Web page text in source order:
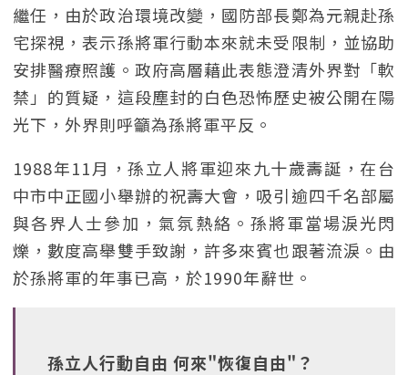
繼任，由於政治環境改變，國防部長鄭為元親赴孫
宅探視，表示孫將軍行動本來就未受限制，並協助
安排醫療照護。政府高層藉此表態澄清外界對「軟
禁」的質疑，這段塵封的白色恐怖歷史被公開在陽
光下，外界則呼籲為孫將軍平反。
1988年11月，孫立人將軍迎來九十歲壽誕，在台
中市中正國小舉辦的祝壽大會，吸引逾四千名部屬
與各界人士參加，氣氛熱絡。孫將軍當場淚光閃
爍，數度高舉雙手致謝，許多來賓也跟著流淚。由
於孫將軍的年事已高，於1990年辭世。
孫立人行動自由 何來"恢復自由"？